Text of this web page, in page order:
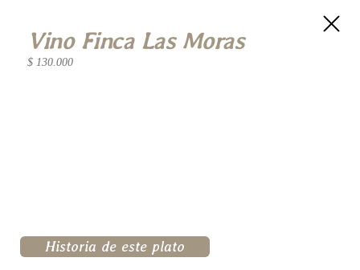
Vino Finca Las Moras
$ 130.000
Historia de este plato